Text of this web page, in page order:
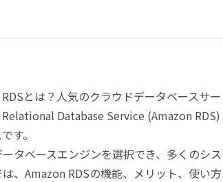
とは？人気のクラウドデータベースサー
Database Service (Amazon
す。
タベースエンジンを選択でき、多くのシス
、Amazon RDSの機能、メリット、使い